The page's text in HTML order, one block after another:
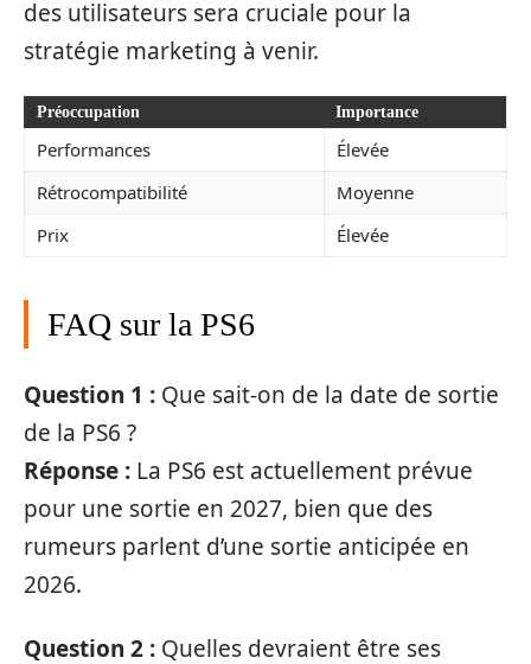
des utilisateurs sera cruciale pour la
stratégie marketing à venir.
Préoccupation Importance
Performances
Élevée
Rétrocompatibilité
Moyenne
Prix
Élevée
FAQ sur la PS6
Question 1 : Que sait-on de la date de sortie
de la PS6 ?
Réponse : La PS6 est actuellement prévue
pour une sortie en 2027, bien que des
rumeurs parlent d’une sortie anticipée en
2026.
Question 2 : Quelles devraient être ses